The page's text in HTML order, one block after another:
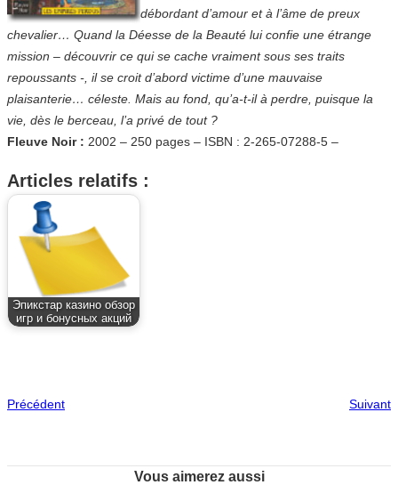
débordant d’amour et à l’âme de preux
chevalier… Quand la Déesse de la Beauté lui confie une étrange
mission – découvrir ce qui se cache vraiment sous ses traits
repoussants -, il se croit d’abord victime d’une mauvaise
plaisanterie… céleste. Mais au fond, qu’a-t-il à perdre, puisque la
vie, dès le berceau, l’a privé de tout ?
Fleuve Noir : 2002 – 250 pages – ISBN : 2-265-07288-5 –
Articles relatifs :
Эпикстар казино обзор
игр и бонусных акций
Précédent Suivant
Vous aimerez aussi